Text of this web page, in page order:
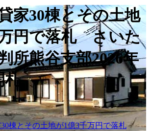
家30棟とその土地
円で落札 さいた
所熊谷支部2026年
札
棟とその土地が1億3千万円で落札